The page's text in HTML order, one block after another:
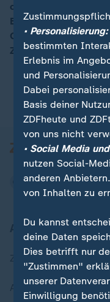
oft "ein Sterben ohne
Bundespräsident
Gedenkfeier – und
Zusammenhalt auf.
Aktuell bei
Zuletzt veröffentlicht
Aktuelle Sendungs-
• Personalisierung:
bestimmten
Erlebnis im
und
Dabei
Basis deiner
ZDFheute und
von uns nicht
• Social Media
nutzen Social-
anderen
von Inhalten zu
Du kannst
deine Daten
Dies betrifft nur
"Zustimmen"
unserer
Einwilligung